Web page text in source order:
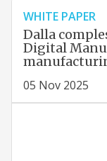
WHITE PAPER
Dalla
Digital
05 Nov 2025